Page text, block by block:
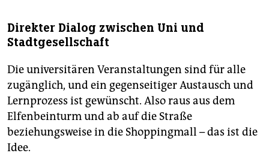
Direkter Dialog zwischen Uni und
Stadtgesellschaft
Die universitären Veranstaltungen sind für alle
zugänglich, und ein gegenseitiger Austausch und
Lernprozess ist gewünscht. Also raus aus dem
Elfenbeinturm und ab auf die Straße
beziehungsweise in die Shoppingmall – das ist die
Idee.